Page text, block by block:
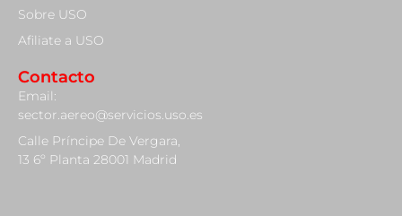
Sobre USO
Afiliate a USO
Contacto
Email:
sector.aereo@servicios.uso.es
Calle Príncipe De Vergara,
13 6º Planta 28001 Madrid